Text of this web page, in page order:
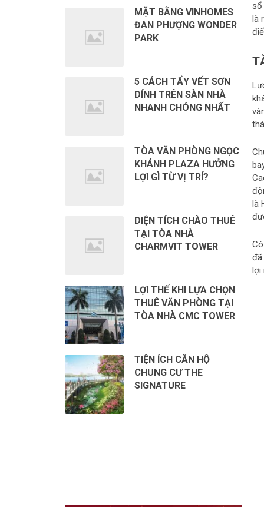
sổ
là
là
đã
lợi
MẶT BẰNG VINHOMES
ĐAN PHƯỢNG WONDER
PARK
5 CÁCH TẨY VẾT SƠN
DÍNH TRÊN SÀN NHÀ
NHANH CHÓNG NHẤT
TÒA VĂN PHÒNG NGỌC
KHÁNH PLAZA HƯỞNG
LỢI GÌ TỪ VỊ TRÍ?
DIỆN TÍCH CHÀO THUÊ
TẠI TÒA NHÀ
CHARMVIT TOWER
LỢI THẾ KHI LỰA CHỌN
THUÊ VĂN PHÒNG TẠI
TÒA NHÀ CMC TOWER
TIỆN ÍCH CĂN HỘ
CHUNG CƯ THE
SIGNATURE